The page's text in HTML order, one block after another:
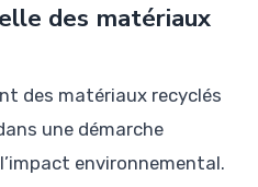
des matériaux
des matériaux recyclés
une démarche
environnemental.